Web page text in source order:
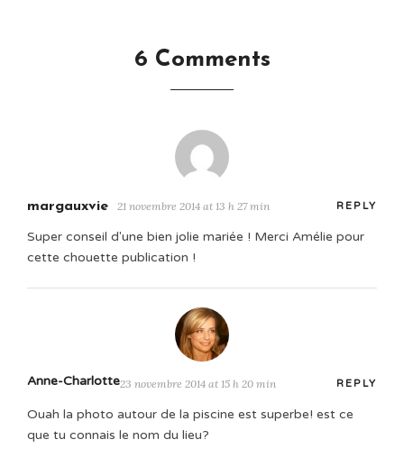
6 Comments
margauxvie 21 novembre 2014 at 13 h 27 min REPLY
Super conseil d'une bien jolie mariée ! Merci Amélie pour
cette chouette publication !
Anne-Charlotte23 novembre 2014 at 15 h 20 min REPLY
Ouah la photo autour de la piscine est superbe! est ce
que tu connais le nom du lieu?